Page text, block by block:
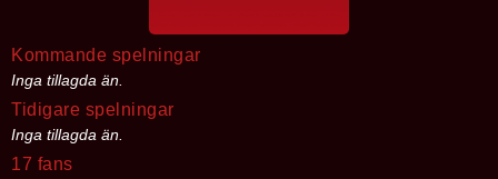
Kommande spelningar
Inga tillagda än.
Tidigare spelningar
Inga tillagda än.
17 fans